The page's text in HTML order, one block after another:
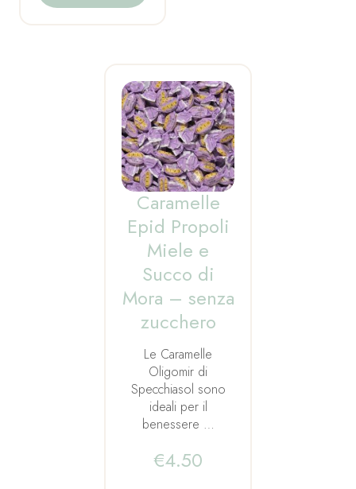
Caramelle
Epid Propoli
Miele e
Succo di
Mora – senza
zucchero
Le Caramelle
Oligomir di
Specchiasol sono
ideali per il
benessere …
€4.50